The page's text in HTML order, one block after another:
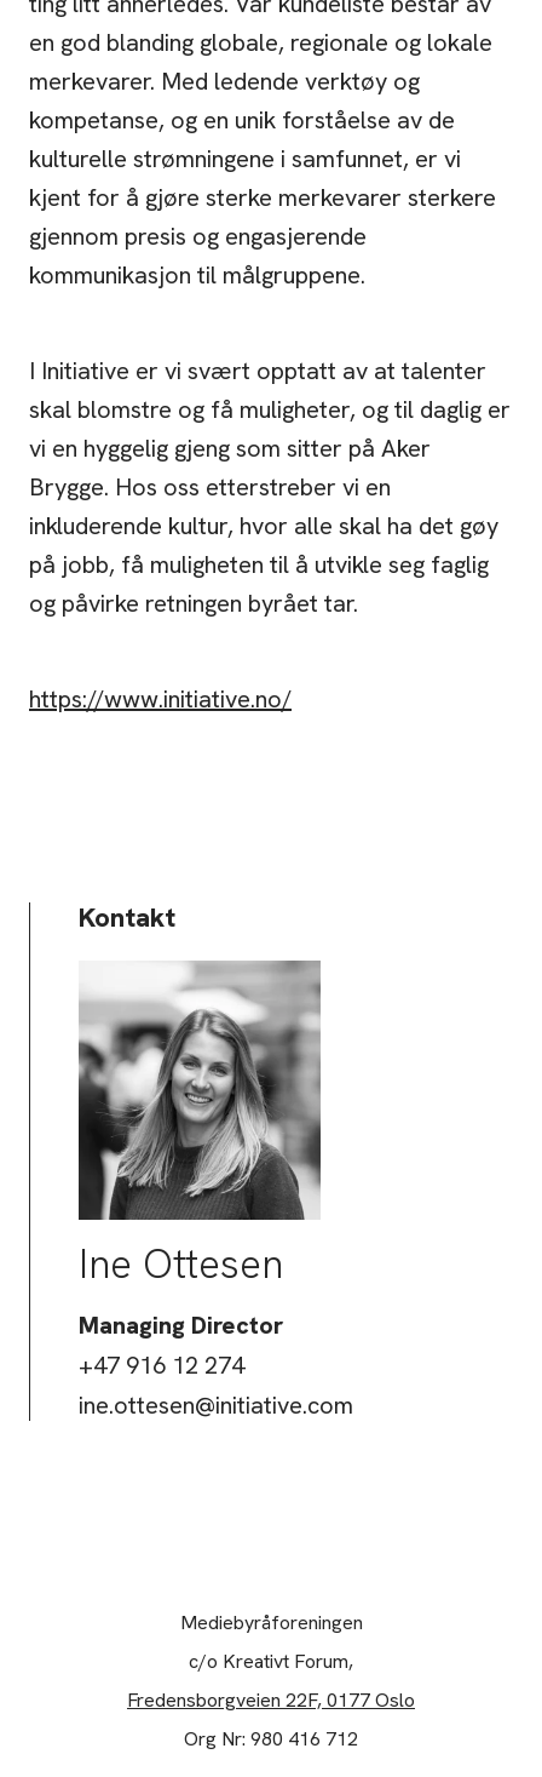
en god blanding globale, regionale og lokale
merkevarer. Med ledende verktøy og
kompetanse, og en unik forståelse av de
kulturelle strømningene i samfunnet, er vi
kjent for å gjøre sterke merkevarer sterkere
gjennom presis og engasjerende
kommunikasjon til målgruppene.
I Initiative er vi svært opptatt av at talenter
skal blomstre og få muligheter, og til daglig er
vi en hyggelig gjeng som sitter på Aker
Brygge. Hos oss etterstreber vi en
inkluderende kultur, hvor alle skal ha det gøy
på jobb, få muligheten til å utvikle seg faglig
og påvirke retningen byrået tar.
https://www.initiative.no/
Kontakt
Ine Ottesen
Managing Director
+47 916 12 274
ine.ottesen@initiative.com
Mediebyråforeningen
c/o Kreativt Forum,
Fredensborgveien 22F, 0177 Oslo
Org Nr: 980 416 712